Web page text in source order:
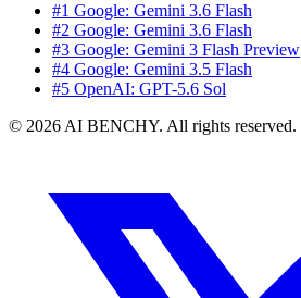
#1 Google: Gemini 3.6 Flash
#2 Google: Gemini 3.6 Flash
#3 Google: Gemini 3 Flash Preview
#4 Google: Gemini 3.5 Flash
#5 OpenAI: GPT-5.6 Sol
© 2026 AI BENCHY. All rights reserved.